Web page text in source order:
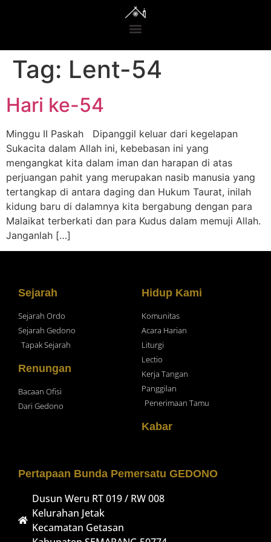
Tag: Lent-54
Hari ke-54
Minggu II Paskah Dipanggil keluar dari kegelapan
Sukacita dalam Allah ini, kebebasan ini yang
mengangkat kita dalam iman dan harapan di atas
perjuangan pahit yang merupakan nasib manusia yang
tertangkap di antara daging dan Hukum Taurat, inilah
kidung baru di dalamnya kita bergabung dengan para
Malaikat terberkati dan para Kudus dalam memuji Allah.
Janganlah […]
Sejarah
Sejarah Ordo
Sejarah Gedono
Tapak Sejarah
Renungan
Bacaan Ofisi
Dari Gedono
Hidup Kami
Komunitas
Acara Harian
Liturgi
Lectio
Kerja Tangan
Panggilan
Penerimaan Tamu
Kabar
Pertapaan Bunda Pemersatu GEDONO
Dusun Weru RT 019 / RW 008
Kelurahan Jetak
Kecamatan Getasan